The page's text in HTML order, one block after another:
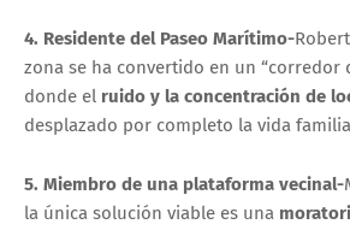
4. Residente del Paseo Marítimo-
zona se ha convertido en un “corredor
donde el ruido y la concentración de
desplazado por completo la vida
5. Miembro de una plataforma vecinal-
la única solución viable es una